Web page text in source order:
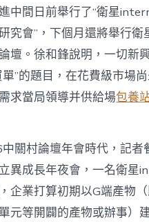
中間日前舉行了“衛星
究會”，下個月還將舉行
壇。徐和鋒說明，一切新
單”的題目，在花費級市場
求當局領導并供給場包養
關村論壇年會時代，記者
異成長年夜會，一名衛星
企業打算初期以G端產物
元等‌開闢的產物或辦事）